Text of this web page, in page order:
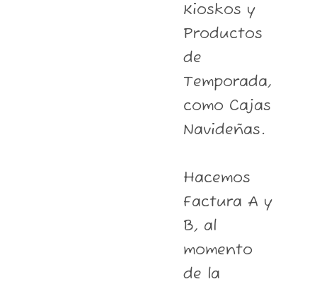
Kioskos y
Productos
de
Temporada,
como Cajas
Navideñas.
Hacemos
Factura A y
B, al
momento
de la